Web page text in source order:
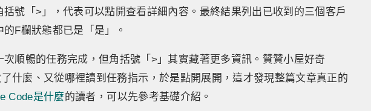
號「>」，代表可以點開查看詳細內容。最終結果列出已收到的三個客戶
F欄狀態都已是「是」。
次順暢的任務完成，但角括號「>」其實藏著更多資訊。贊贊小屋好奇
什麼、又從哪裡讀到任務指示，於是點開展開，這才發現整篇文章真正的
Code是什麼 的讀者，可以先參考基礎介紹。